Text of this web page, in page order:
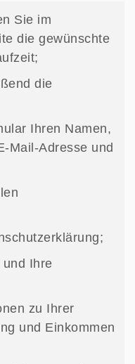
Sie im
die gewünschte
die
Ihren Namen,
Mail-Adresse und
Ihre
zu Ihrer
und Einkommen